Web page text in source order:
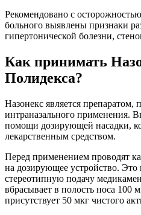
Рекомендовано с
больного выявлены признаки
гипертонической болезни,
Как принимать
Полидекса?
Назонекс является препаратом,
интраназального применения.
помощи дозирующей насадки,
лекарственным средством.
Перед применением проводят
на дозирующее устройство. Это
стереотипную подачу
вбрасывает в полость носа 100
присутствует 50 мкг чистого